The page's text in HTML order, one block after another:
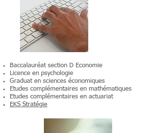
Baccalauréat section D Economie
Licence en psychologie
Graduat en sciences économiques
Etudes complémentaires en mathématiques
Etudes complémentaires en actuariat
EKS Stratégie